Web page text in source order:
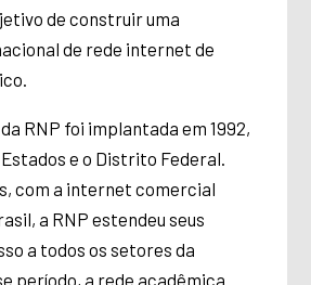
de construir uma
de rede internet de
RNP foi implantada em 1992,
e o Distrito Federal.
com a internet comercial
a RNP estendeu seus
a todos os setores da
período, a rede acadêmica